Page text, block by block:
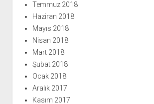
Temmuz 2018
Haziran 2018
Mayıs 2018
Nisan 2018
Mart 2018
Şubat 2018
Ocak 2018
Aralık 2017
Kasım 2017